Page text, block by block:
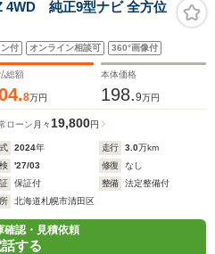
4WD 純正9型ナビ 全方位
付 オンライン相談可 360°画像付
総額
8万円
本体価格
198.9万円
ローン 月々 19,800円
2024年 走行 3.0万km
'27/03 修復
なし
保証付 整備
法定整備付
北海道札幌市清田区
確認・見積依頼
する